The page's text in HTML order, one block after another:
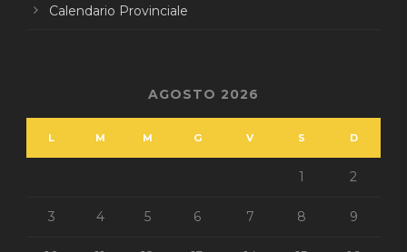
Calendario Provinciale
AGOSTO 2026
L M M G V S D
1 2
3 4 5 6 7 8 9